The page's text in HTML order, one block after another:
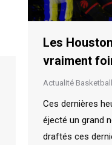
Les
vraiment
Actualité Basketball
Ces dernières
éjecté un grand
draftés ces